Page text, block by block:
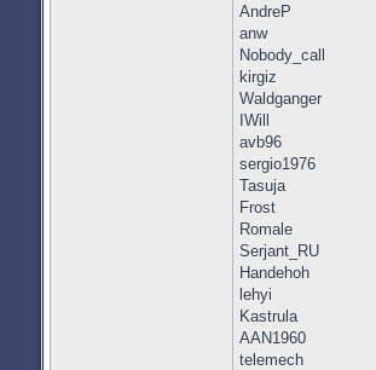
AndreP
anw
Nobody_call
kirgiz
Waldganger
IWill
avb96
sergio1976
Tasuja
Frost
Romale
Serjant_RU
Handehoh
lehyi
Kastrula
AAN1960
telemech